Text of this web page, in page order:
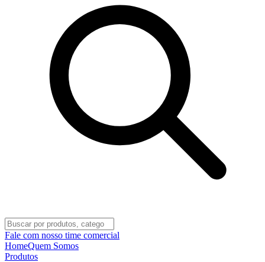
Fale com nosso time comercial
HomeQuem Somos
Produtos